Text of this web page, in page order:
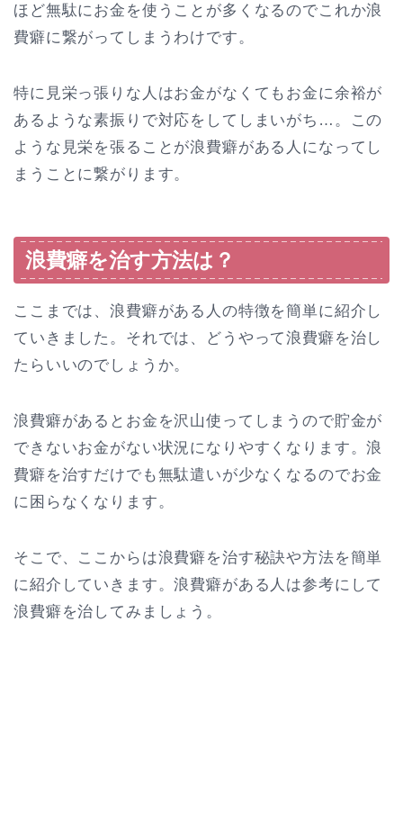
ほど無駄にお金を使うことが多くなるのでこれか浪
費癖に繋がってしまうわけです。
特に見栄っ張りな人はお金がなくてもお金に余裕が
あるような素振りで対応をしてしまいがち…。この
ような見栄を張ることが浪費癖がある人になってし
まうことに繋がります。
浪費癖を治す方法は？
ここまでは、浪費癖がある人の特徴を簡単に紹介し
ていきました。それでは、どうやって浪費癖を治し
たらいいのでしょうか。
浪費癖があるとお金を沢山使ってしまうので貯金が
できないお金がない状況になりやすくなります。浪
費癖を治すだけでも無駄遣いが少なくなるのでお金
に困らなくなります。
そこで、ここからは浪費癖を治す秘訣や方法を簡単
に紹介していきます。浪費癖がある人は参考にして
浪費癖を治してみましょう。